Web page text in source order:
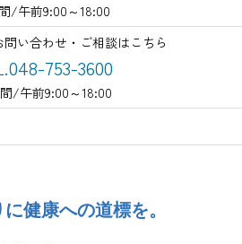
/午前9:00～18:00
い合わせ・ご相談はこちら
753-3600
/午前9:00～18:00
健康への道標を。